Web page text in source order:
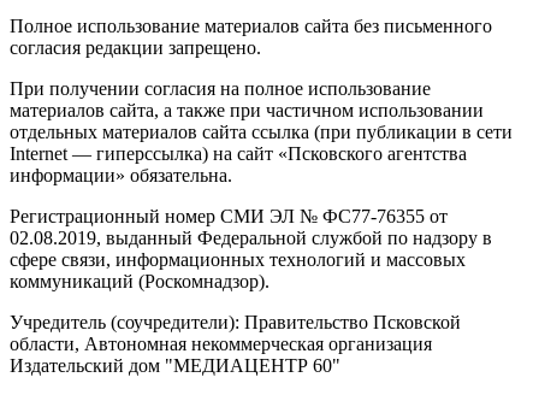
Полное использование материалов сайта без письменного
согласия редакции запрещено.
При получении согласия на полное использование
материалов сайта, а также при частичном использовании
отдельных материалов сайта ссылка (при публикации в сети
Internet — гиперссылка) на сайт «Псковского агентства
информации» обязательна.
Регистрационный номер СМИ ЭЛ № ФС77-76355 от
02.08.2019, выданный Федеральной службой по надзору в
сфере связи, информационных технологий и массовых
коммуникаций (Роскомнадзор).
Учредитель (соучредители): Правительство Псковской
области, Автономная некоммерческая организация
Издательский дом "МЕДИАЦЕНТР 60"